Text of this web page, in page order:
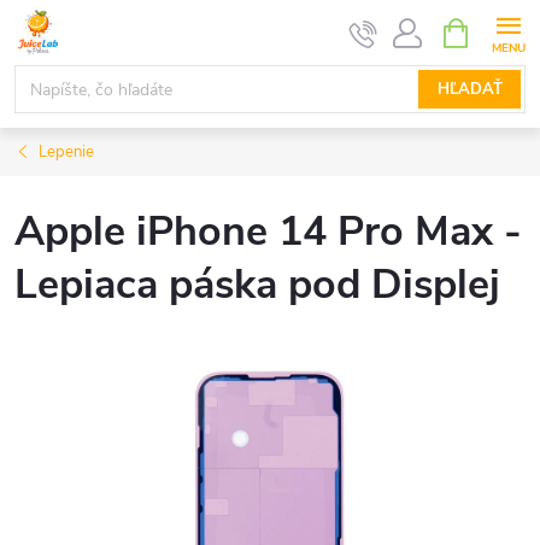
Prejsť
obsah
HĽADAŤ
KOŠÍK
Lepenie
Apple iPhone 14 Pro Max -
Lepiaca páska pod Displej